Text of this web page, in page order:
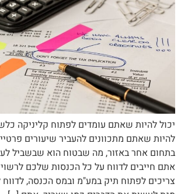
יכול להיות שאתם עומדים לפתוח קליניקה
להיות שאתם מתכוונים להעביר שיעורים
בתחום אחר באזור, מה שבטוח הוא שבשביל
אתם חייבים לדווח על כל הכנסות שלכם
צריכים לפתוח תיק במע"מ ובמס הכנסה, לדווח